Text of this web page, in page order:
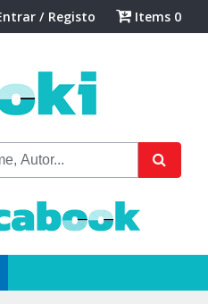
/ Registo Items 0